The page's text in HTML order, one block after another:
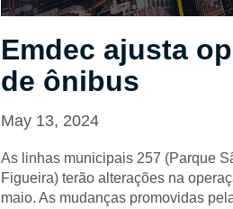
Emdec ajusta
de ônibus
May 13, 2024
As linhas municipais 257 (Parque
Figueira) terão alterações na
maio. As mudanças promovidas